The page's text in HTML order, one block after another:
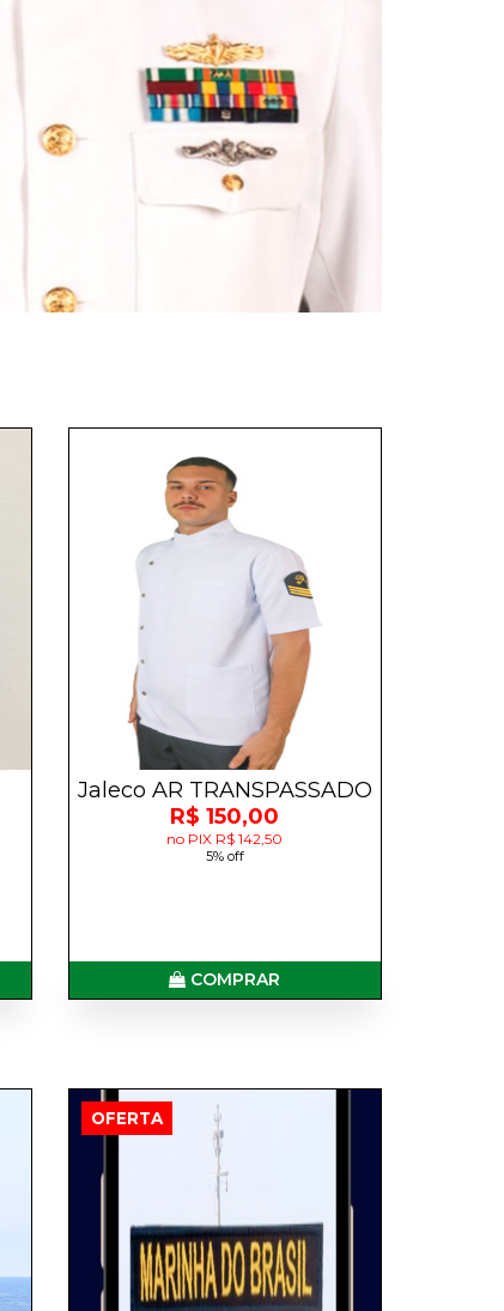
Jaleco AR TRANSPASSADO
R$ 150,00
no PIX R$ 142,50
5% off
COMPRAR
OFERTA